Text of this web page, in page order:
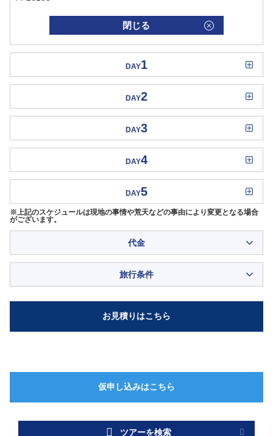
閉じる
DAY1
DAY2
DAY3
DAY4
DAY5
※上記のスケジュールは現地の事情や荒天などの事由により変更となる場合
がございます。
代金
旅行条件
ツアーを検索